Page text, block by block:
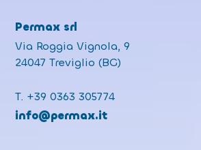
Permax srl
Via Roggia Vignola, 9
24047 Treviglio (BG)
T. +39 0363 305774
info@permax.it